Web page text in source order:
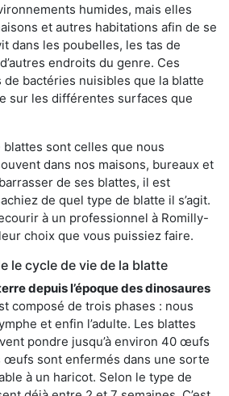
humides, mais elles
et autres habitations afin de se
dans les poubelles, les tas de
endroits du genre. Ces
bactéries nuisibles que la blatte
sur les différentes surfaces que
sont celles que nous
dans nos maisons, bureaux et
de ses blattes, il est
de quel type de blatte il s’agit.
à un professionnel à Romilly-
choix que vous puissiez faire.
le cycle de vie de la blatte
depuis l’époque des dinosaures
composé de trois phases : nous
et enfin l’adulte. Les blattes
pondre jusqu’à environ 40 œufs
œufs sont enfermés dans une sorte
à un haricot. Selon le type de